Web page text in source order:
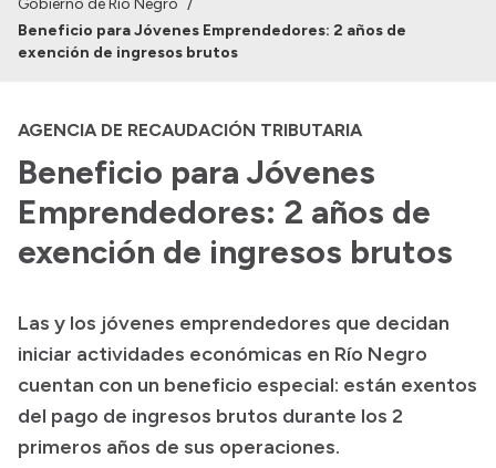
Autoridades
Autoridades y Organismos
Discursos en la Legislatura
Casa de Gobierno
Acerca de Río Negro
Geografía
Invertí en Río Negro
Beneficio para Jóvenes Emprendedores: 2 años de
exención de ingresos brutos
AGENCIA DE RECAUDACIÓN TRIBUTARIA
Beneficio para Jóvenes
Emprendedores: 2 años de
exención de ingresos brutos
Las y los jóvenes emprendedores que decidan
iniciar actividades económicas en Río Negro
cuentan con un beneficio especial: están exentos
del pago de ingresos brutos durante los 2
primeros años de sus operaciones.